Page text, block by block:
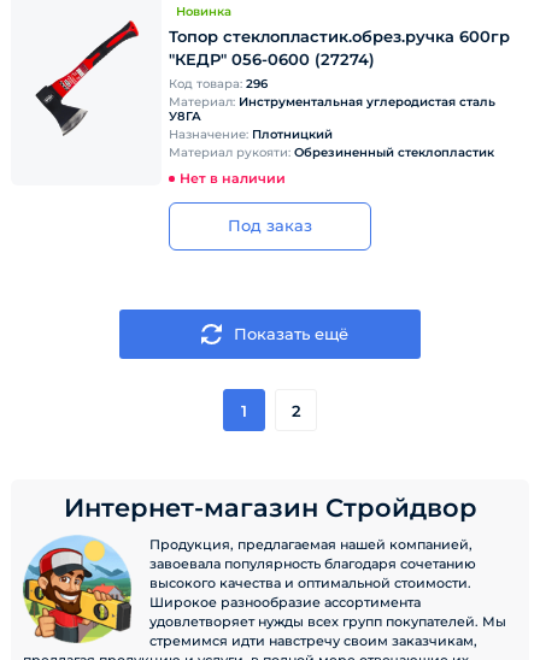
Новинка
Топор стеклопластик.обрез.ручка 600гр
"КЕДР" 056-0600 (27274)
Код товара: 296
Материал: Инструментальная углеродистая сталь
У8ГА
Назначение: Плотницкий
Материал рукояти: Обрезиненный стеклопластик
Нет в наличии
Под заказ
Показать ещё
1 2
Интернет-магазин Стройдвор
Продукция, предлагаемая нашей компанией,
завоевала популярность благодаря сочетанию
высокого качества и оптимальной стоимости.
Широкое разнообразие ассортимента
удовлетворяет нужды всех групп покупателей. Мы
стремимся идти навстречу своим заказчикам,